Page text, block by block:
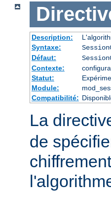
Description:
Syntaxe:
Défaut:
Contexte:
Statut:
Module:
Compatibilité:
La
de